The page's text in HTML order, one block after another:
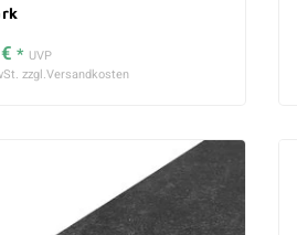
* UVP
zzgl.Versandkosten